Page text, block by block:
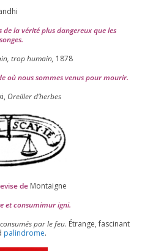
la véri­té plus dan­ge­reux que les
trop humain, 1878
où nous sommes venus pour mourir.
Oreiller d’herbes
de Montaigne
et consu­mi­mur igni.
par le feu. Étrange, fas­ci­nant
palin­drome.